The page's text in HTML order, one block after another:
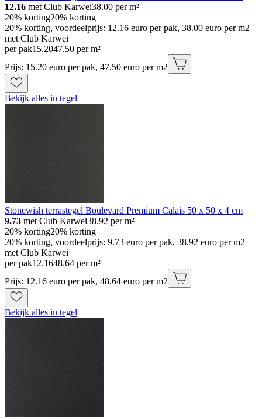
12.16 met Club Karwei38.00 per m²
20% korting20% korting
20% korting, voordeelprijs: 12.16 euro per pak, 38.00 euro per m2
met Club Karwei
per pak15.2047.50 per m²
Prijs: 15.20 euro per pak, 47.50 euro per m2
Bekijk alles in tegel
Stonewish terrastegel Boulevard Premium Calais 50 x 50 x 4 cm
9.73 met Club Karwei38.92 per m²
20% korting20% korting
20% korting, voordeelprijs: 9.73 euro per pak, 38.92 euro per m2
met Club Karwei
per pak12.1648.64 per m²
Prijs: 12.16 euro per pak, 48.64 euro per m2
Bekijk alles in tegel